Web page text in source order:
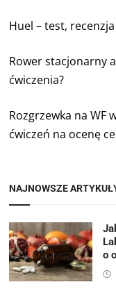
Huel – test, recenzja
Rower stacjonarny
ćwiczenia?
Rozgrzewka na WF
ćwiczeń na ocenę
NAJNOWSZE
o